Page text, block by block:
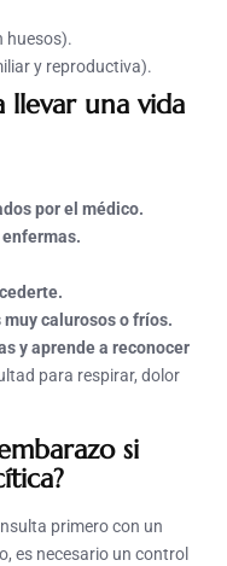
huesos).
y reproductiva).
llevar una vida
por el médico.
calurosos o fríos.
y aprende a reconocer
para respirar, dolor
si
primero con un
es necesario un control